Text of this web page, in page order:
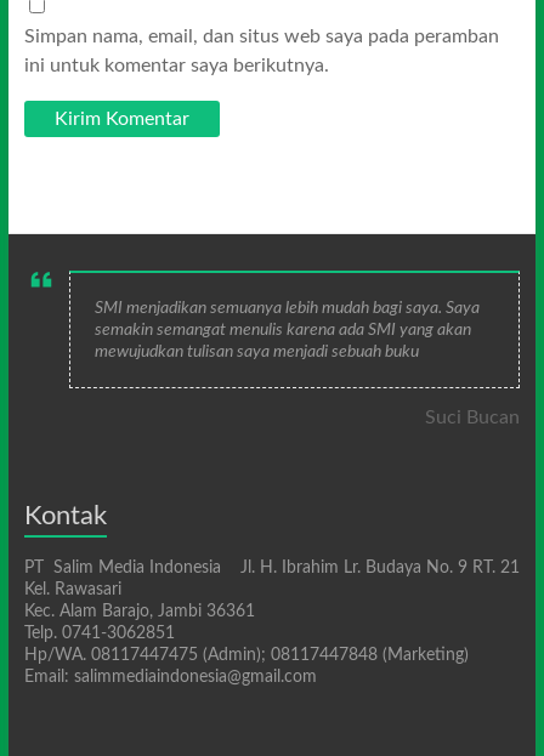
Simpan nama, email, dan situs web saya pada peramban
ini untuk komentar saya berikutnya.
SMI menjadikan semuanya lebih mudah bagi saya. Saya
semakin semangat menulis karena ada SMI yang akan
mewujudkan tulisan saya menjadi sebuah buku
Suci Bucan
Kontak
PT Salim Media Indonesia Jl. H. Ibrahim Lr. Budaya No. 9 RT. 21
Kel. Rawasari
Kec. Alam Barajo, Jambi 36361
Telp. 0741-3062851
Hp/WA. 08117447475 (Admin); 08117447848 (Marketing)
Email: salimmediaindonesia@gmail.com